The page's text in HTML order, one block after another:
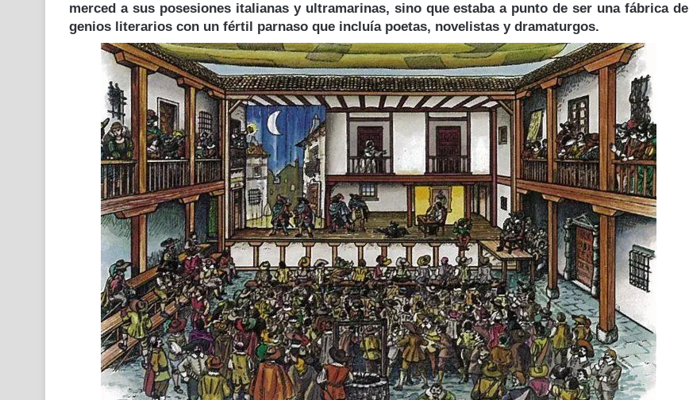
merced a sus posesiones italianas y ultramarinas, sino que estaba a punto de ser una fábrica de
genios literarios con un fértil parnaso que incluía poetas, novelistas y dramaturgos.